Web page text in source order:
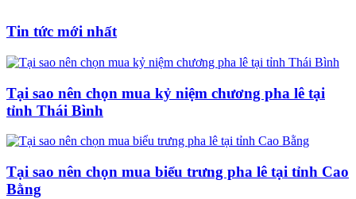
Tin tức mới nhất
Tại sao nên chọn mua kỷ niệm chương pha lê tại
tỉnh Thái Bình
Tại sao nên chọn mua biểu trưng pha lê tại tỉnh Cao
Bằng